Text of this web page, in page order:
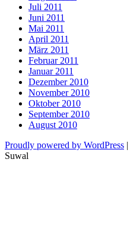
Juli 2011
Juni 2011
Mai 2011
April 2011
März 2011
Februar 2011
Januar 2011
Dezember 2010
November 2010
Oktober 2010
September 2010
August 2010
Proudly powered by WordPress |
Suwal